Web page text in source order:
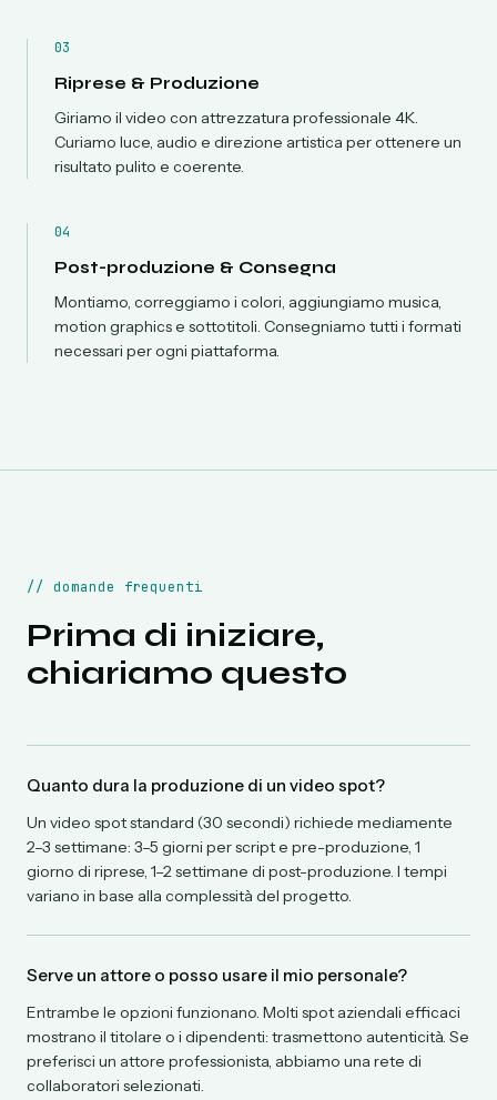
03
Riprese & Produzione
Giriamo il video con attrezzatura professionale 4K.
Curiamo luce, audio e direzione artistica per ottenere un
risultato pulito e coerente.
04
Post-produzione & Consegna
Montiamo, correggiamo i colori, aggiungiamo musica,
motion graphics e sottotitoli. Consegniamo tutti i formati
necessari per ogni piattaforma.
// domande frequenti
Prima di iniziare,
chiariamo questo
Quanto dura la produzione di un video spot?
Un video spot standard (30 secondi) richiede mediamente
2–3 settimane: 3–5 giorni per script e pre-produzione, 1
giorno di riprese, 1–2 settimane di post-produzione. I tempi
variano in base alla complessità del progetto.
Serve un attore o posso usare il mio personale?
Entrambe le opzioni funzionano. Molti spot aziendali efficaci
mostrano il titolare o i dipendenti: trasmettono autenticità. Se
preferisci un attore professionista, abbiamo una rete di
collaboratori selezionati.